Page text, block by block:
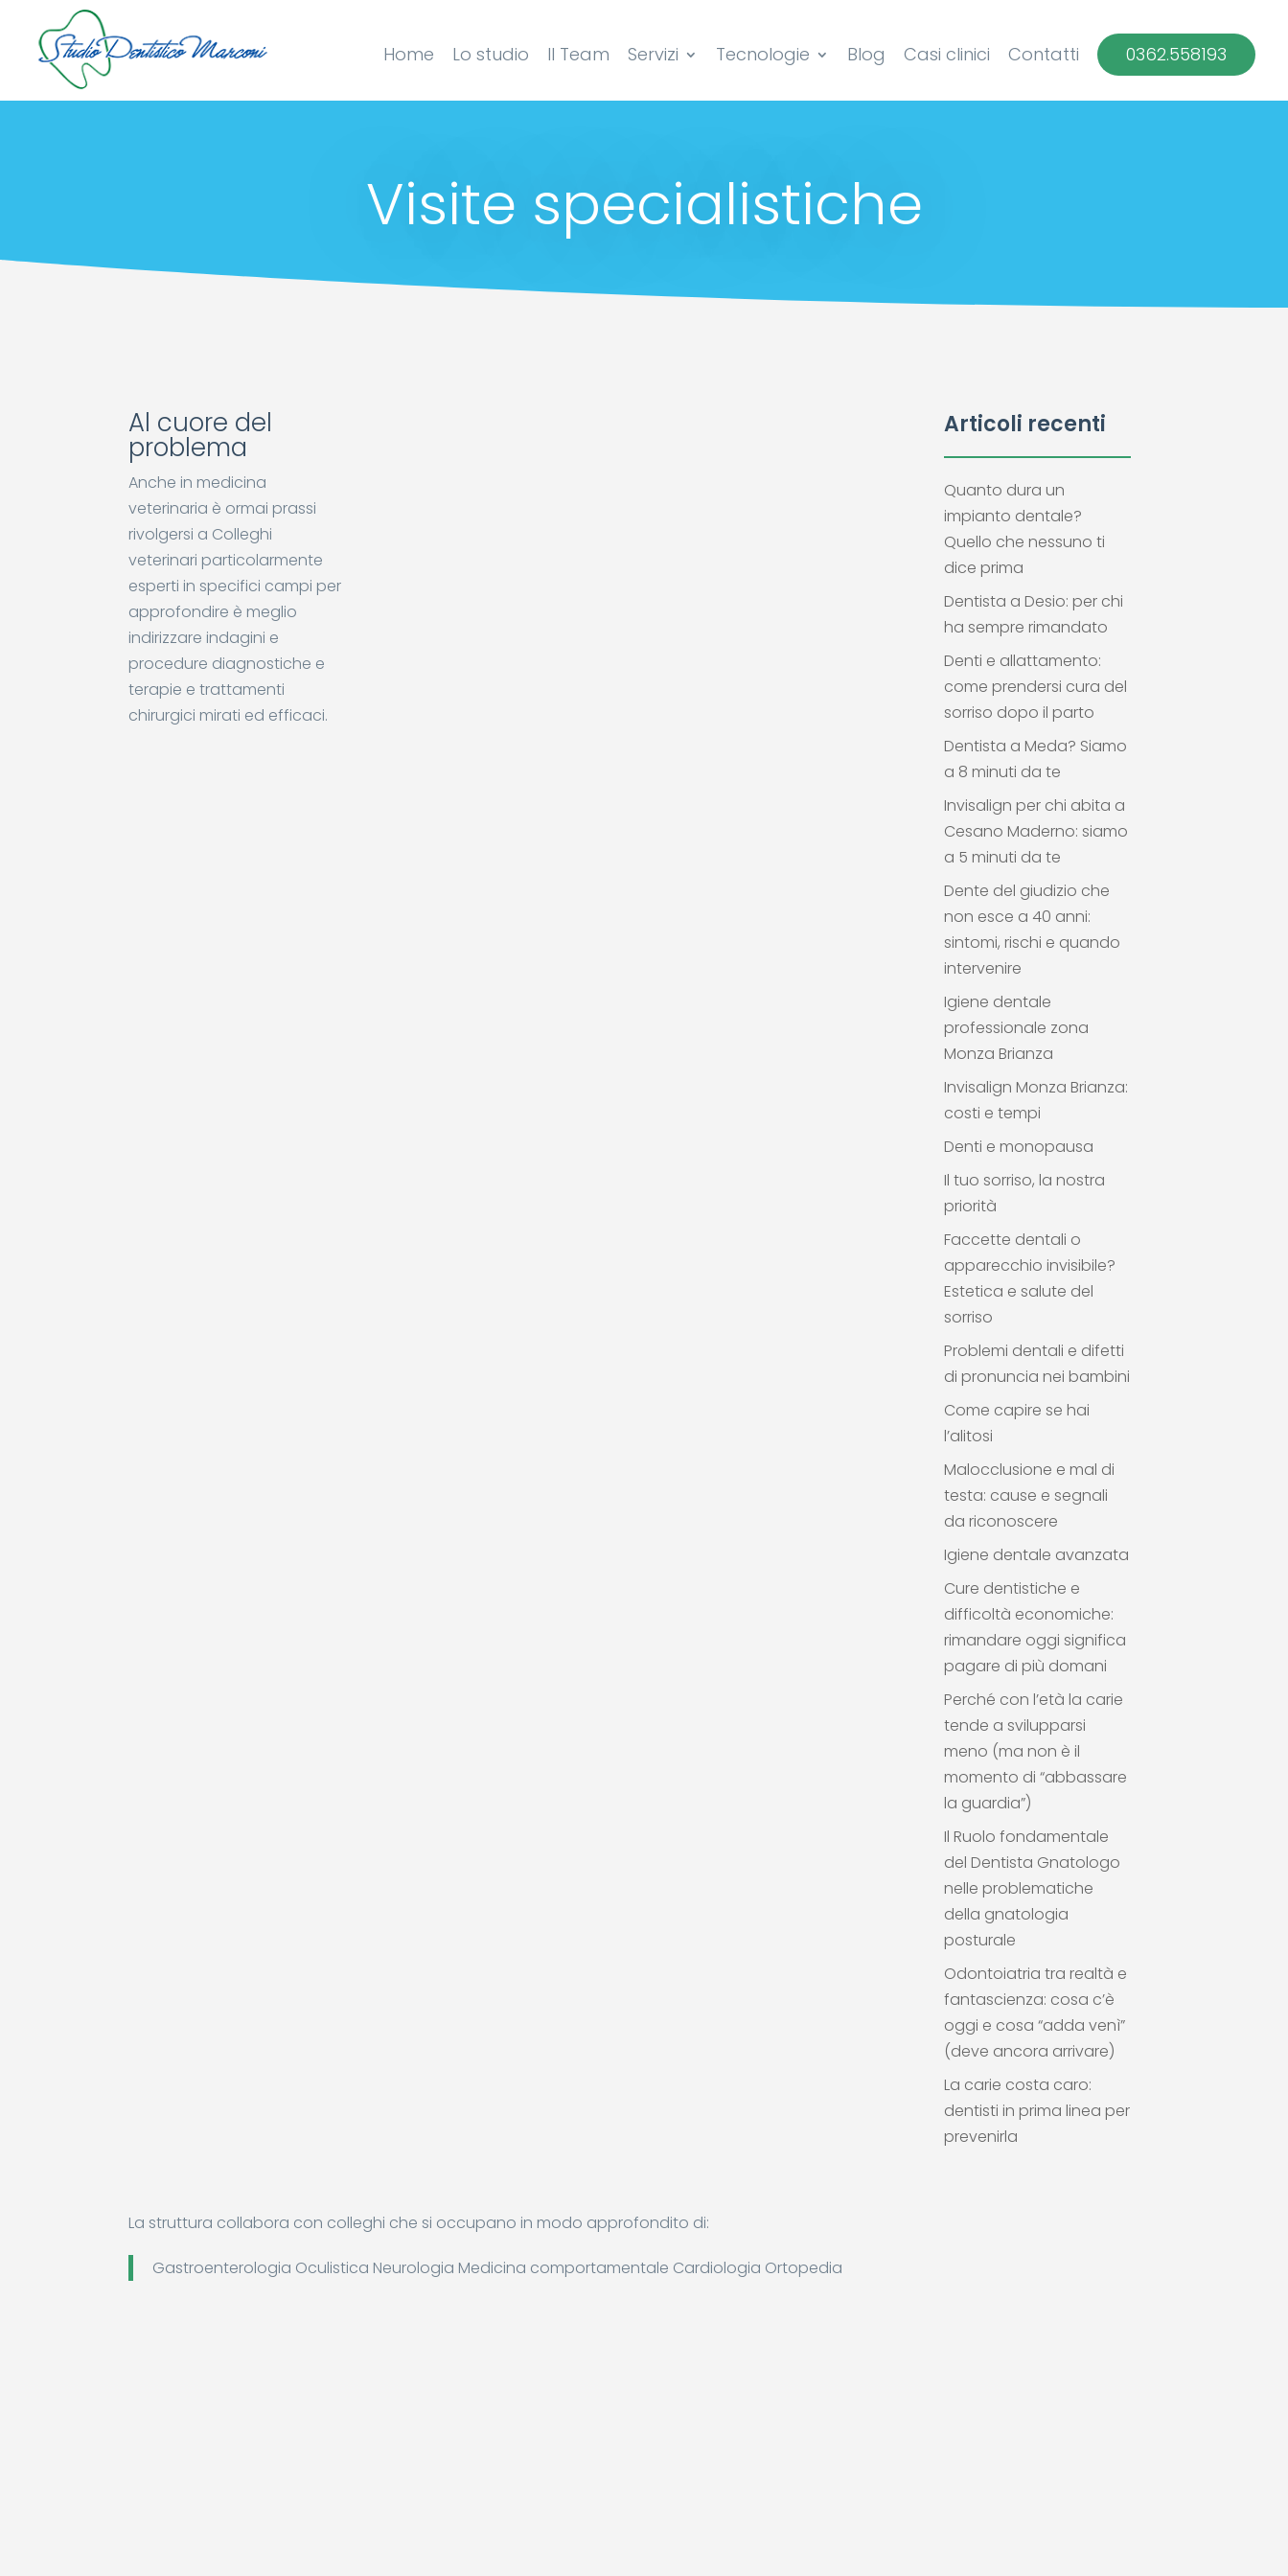
Home Lo studio Il Team Servizi Tecnologie Blog Casi clinici Contatti 0362.558193
Visite specialistiche
Al cuore del
problema
Anche in medicina
veterinaria è ormai prassi
rivolgersi a Colleghi
veterinari particolarmente
esperti in specifici campi per
approfondire è meglio
indirizzare indagini e
procedure diagnostiche e
terapie e trattamenti
chirurgici mirati ed efficaci.
Articoli recenti
Quanto dura un
impianto dentale?
Quello che nessuno ti
dice prima
Dentista a Desio: per chi
ha sempre rimandato
Denti e allattamento:
come prendersi cura del
sorriso dopo il parto
Dentista a Meda? Siamo
a 8 minuti da te
Invisalign per chi abita a
Cesano Maderno: siamo
a 5 minuti da te
Dente del giudizio che
non esce a 40 anni:
sintomi, rischi e quando
intervenire
Igiene dentale
professionale zona
Monza Brianza
Invisalign Monza Brianza:
costi e tempi
Denti e monopausa
Il tuo sorriso, la nostra
priorità
Faccette dentali o
apparecchio invisibile?
Estetica e salute del
sorriso
Problemi dentali e difetti
di pronuncia nei bambini
Come capire se hai
l’alitosi
Malocclusione e mal di
testa: cause e segnali
da riconoscere
Igiene dentale avanzata
Cure dentistiche e
difficoltà economiche:
rimandare oggi significa
pagare di più domani
Perché con l’età la carie
tende a svilupparsi
meno (ma non è il
momento di “abbassare
la guardia”)
Il Ruolo fondamentale
del Dentista Gnatologo
nelle problematiche
della gnatologia
posturale
Odontoiatria tra realtà e
fantascienza: cosa c’è
oggi e cosa “adda venì”
(deve ancora arrivare)
La carie costa caro:
dentisti in prima linea per
prevenirla
La struttura collabora con colleghi che si occupano in modo approfondito di:
Gastroenterologia Oculistica Neurologia Medicina comportamentale Cardiologia Ortopedia